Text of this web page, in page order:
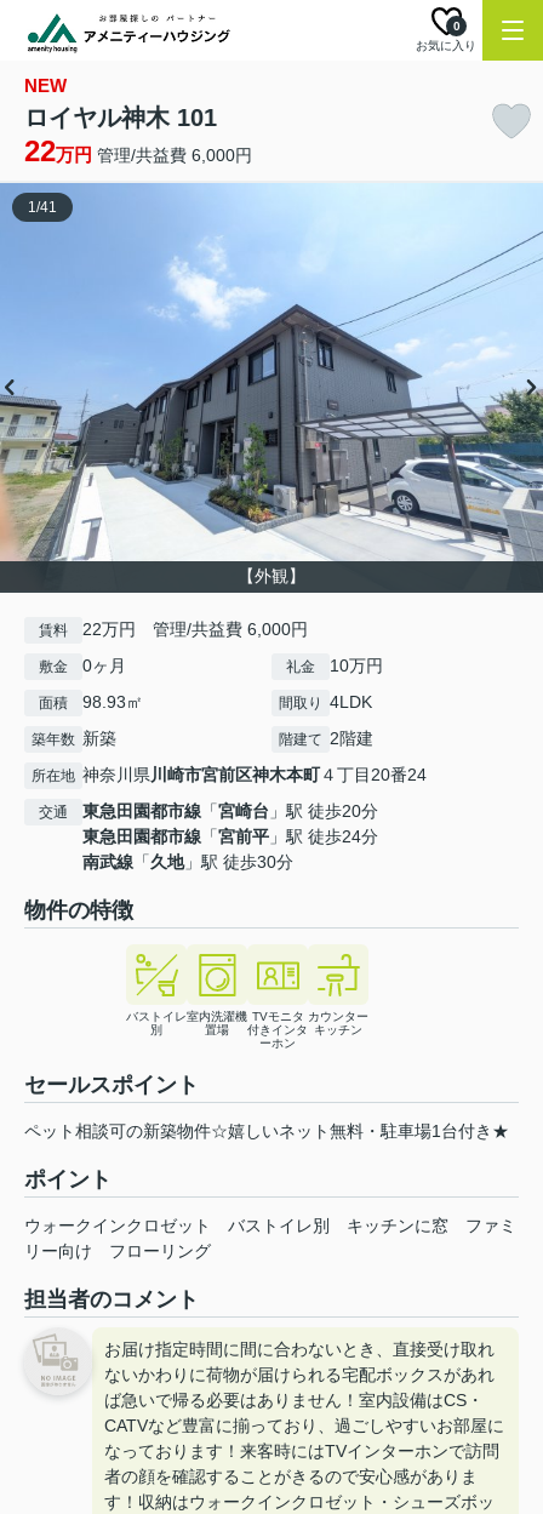
お気に入り
0
NEW
ロイヤル神木 101
22万円 管理/共益費 6,000円
【外観】
1/41
賃料 22万円 管理/共益費 6,000円
敷金 0ヶ月 礼金 10万円
面積 98.93㎡ 間取り 4LDK
築年数 新築 階建て 2階建
所在地 神奈川県川崎市宮前区神木本町４丁目20番24
交通 東急田園都市線 「宮崎台 」駅 徒歩20分
東急田園都市線 「宮前平 」駅 徒歩24分
南武線 「久地」駅 徒歩30分
物件の特徴
バストイレ
別
室内洗濯機
置場
TVモニタ
付きインタ
ーホン
カウンター
キッチン
セールスポイント
ペット相談可の新築物件☆嬉しいネット無料・駐車場1台付き★
ポイント
ウォークインクロゼット バストイレ別 キッチンに窓
ファミ
リー向け
フローリング
担当者のコメント
お届け指定時間に間に合わないとき、直接受け取れ
ないかわりに荷物が届けられる宅配ボックスがあれ
ば急いで帰る必要はありません！室内設備はCS・
CATVなど豊富に揃っており、過ごしやすいお部屋に
なっております！来客時にはTVインターホンで訪問
者の顔を確認することがきるので安心感がありま
す！収納はウォークインクロゼット・シューズボッ